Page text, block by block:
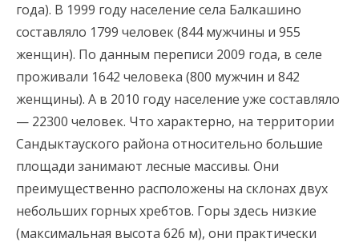
года). В 1999 году население села Балкашино
составляло 1799 человек (844 мужчины и 955
женщин). По данным переписи 2009 года, в селе
проживали 1642 человека (800 мужчин и 842
женщины). А в 2010 году население уже составляло
— 22300 человек. Что характерно, на территории
Сандыктауского района относительно большие
площади занимают лесные массивы. Они
преимущественно расположены на склонах двух
небольших горных хребтов. Горы здесь низкие
(максимальная высота 626 м), они практически